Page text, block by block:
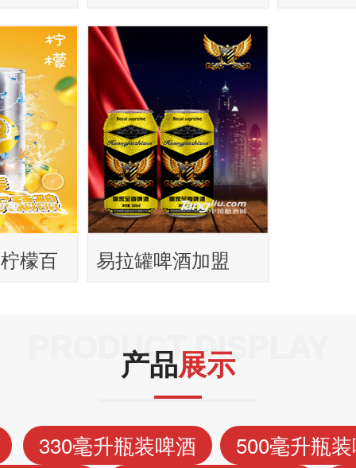
檬百
易拉罐啤酒加盟
PRODUCT DISPLAY
产品展示
330毫升瓶装啤酒
500毫升瓶